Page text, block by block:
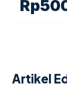
Rp
Artikel